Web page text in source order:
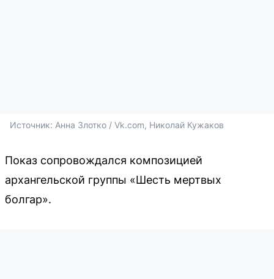
Источник: Анна Злотко / Vk.com, Николай Кужаков
Показ сопровождался композицией
архангельской группы «Шесть мертвых
болгар».